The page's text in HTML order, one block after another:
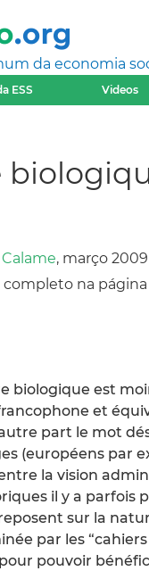
da economia
ESS Videos
, março 2009
completo na página
biologique est
francophone et
part le mot
(européens par
la vision
il y a parfois
sur la
par les
pouvoir